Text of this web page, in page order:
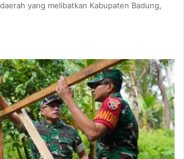
yang melibatkan Kabupaten Badung,